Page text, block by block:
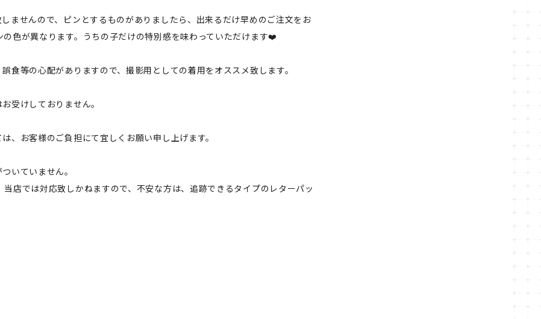
ませんので、ピンとするものがありましたら、出来るだけ早めのご注文をお
色が異なります。うちの子だけの特別感を味わっていただけます❤️
食等の心配がありますので、撮影用としての着用をオススメ致します。
受けしておりません。
、お客様のご負担にて宜しくお願い申し上げます。
いていません。
店では対応致しかねますので、不安な方は、追跡できるタイプのレターパッ